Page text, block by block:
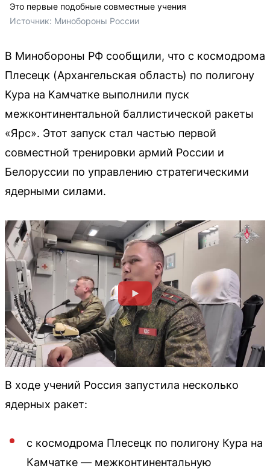
Это первые подобные совместные учения
Источник: Минобороны России
В Минобороны РФ сообщили, что с космодрома
Плесецк (Архангельская область) по полигону
Кура на Камчатке выполнили пуск
межконтинентальной баллистической ракеты
«Ярс». Этот запуск стал частью первой
совместной тренировки армий России и
Белоруссии по управлению стратегическими
ядерными силами.
В ходе учений Россия запустила несколько
ядерных ракет:
с космодрома Плесецк по полигону Кура на
Камчатке — межконтинентальную